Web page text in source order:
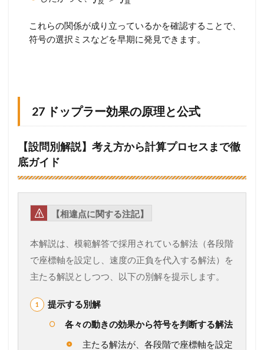
これらの関係が成り立っているかを確認することで、
符号の選択ミスなどを早期に発見できます。
27 ドップラー効果の原理と公式
【設問別解説】考え方から計算プロセスまで徹
底ガイド
【相違点に関する注記】
本解説は、模範解答で採用されている解法（各段階
で座標軸を設定し、速度の正負を代入する解法）を
主たる解説としつつ、以下の別解を提示します。
提示する別解
各々の動きの効果から符号を判断する解法
主たる解法が、各段階で座標軸を設定